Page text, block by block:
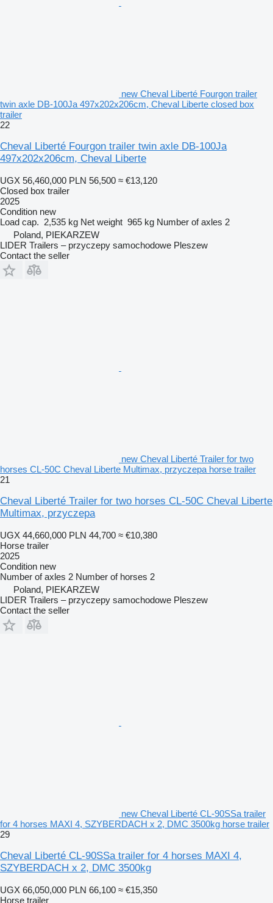
new Cheval Liberté Fourgon trailer
twin axle DB-100Ja 497x202x206cm, Cheval Liberte closed box
trailer
22
Cheval Liberté Fourgon trailer twin axle DB-100Ja
497x202x206cm, Cheval Liberte
UGX 56,460,000 PLN 56,500 ≈ €13,120
Closed box trailer
2025
Condition new
Load cap. 2,535 kg Net weight 965 kg Number of axles 2
Poland, PIEKARZEW
LIDER Trailers – przyczepy samochodowe Pleszew
Contact the seller
new Cheval Liberté Trailer for two
horses CL-50C Cheval Liberte Multimax, przyczepa horse trailer
21
Cheval Liberté Trailer for two horses CL-50C Cheval Liberte
Multimax, przyczepa
UGX 44,660,000 PLN 44,700 ≈ €10,380
Horse trailer
2025
Condition new
Number of axles 2 Number of horses 2
Poland, PIEKARZEW
LIDER Trailers – przyczepy samochodowe Pleszew
Contact the seller
new Cheval Liberté CL-90SSa trailer
for 4 horses MAXI 4, SZYBERDACH x 2, DMC 3500kg horse trailer
29
Cheval Liberté CL-90SSa trailer for 4 horses MAXI 4,
SZYBERDACH x 2, DMC 3500kg
UGX 66,050,000 PLN 66,100 ≈ €15,350
Horse trailer